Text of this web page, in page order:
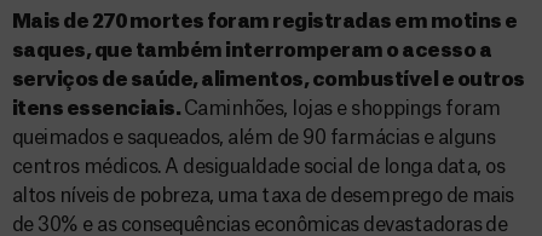
Mais de 270 mortes foram registradas em motins e
saques, que também interromperam o acesso a
serviços de saúde, alimentos, combustível e outros
itens essenciais. Caminhões, lojas e shoppings foram
queimados e saqueados, além de 90 farmácias e alguns
centros médicos. A desigualdade social de longa data, os
altos níveis de pobreza, uma taxa de desemprego de mais
de 30% e as consequências econômicas devastadoras de